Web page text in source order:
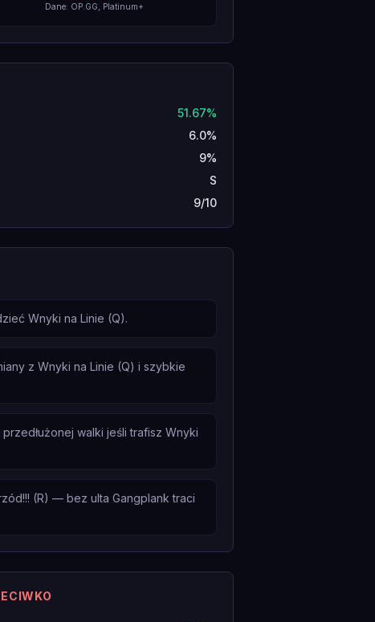
Dane: OP.GG, Platinum+
51.67%
6.0%
9%
S
9/10
Wnyki na Linie (Q).
z Wnyki na Linie (Q) i szybkie
walki jeśli trafisz Wnyki
(R) — bez ulta Gangplank traci